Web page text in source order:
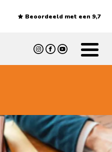
Beoordeeld met een 9,7